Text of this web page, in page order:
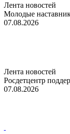
Лента новостей
Молодые
07.08.2026
Лента новостей
Росдетцентр
07.08.2026